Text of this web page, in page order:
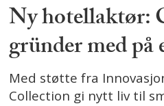
Ny hotellaktør:
gründer med på
Med støtte fra
Collection gi nytt liv til